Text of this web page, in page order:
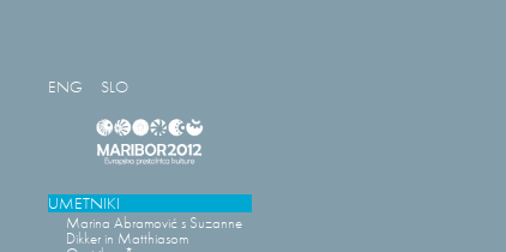
ENG SLO
UMETNIKI
Marina Abramović s Suzanne
Dikker in Matthiasom